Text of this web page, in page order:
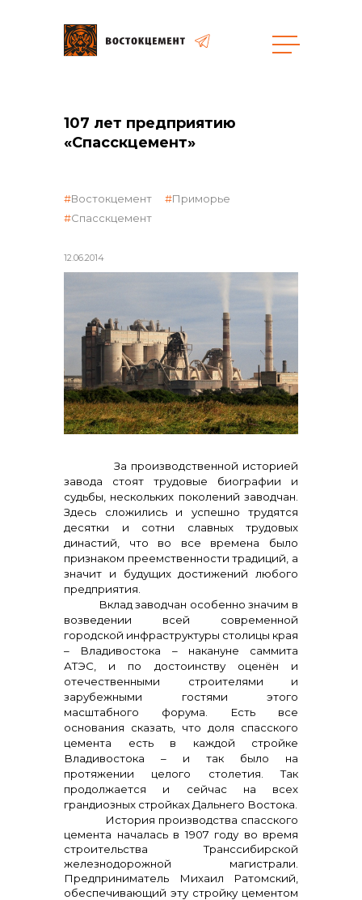
объявленные закупки
реализация неликвидов
контакты отдела закупок
Контакты
+7 (423) 234 50 50
107 лет предприятию
«Спасскцемент»
12.06.2014
Востокцемент
Приморье
Спасскцемент
За производственной историей
завода стоят трудовые биографии и
судьбы, нескольких поколений заводчан.
Здесь сложились и успешно трудятся
десятки и сотни славных трудовых
династий, что во все времена было
признаком преемственности традиций, а
значит и будущих достижений любого
предприятия.
Вклад заводчан особенно значим в
возведении всей современной
городской инфраструктуры столицы края
– Владивостока – накануне саммита
АТЭС, и по достоинству оценён и
отечественными строителями и
зарубежными гостями этого
масштабного форума. Есть все
основания сказать, что доля спасского
цемента есть в каждой стройке
Владивостока – и так было на
протяжении целого столетия. Так
продолжается и сейчас на всех
грандиозных стройках Дальнего Востока.
История производства спасского
цемента началась в 1907 году во время
строительства Транссибирской
железнодорожной магистрали.
Предприниматель Михаил Ратомский,
обеспечивающий эту стройку цементом